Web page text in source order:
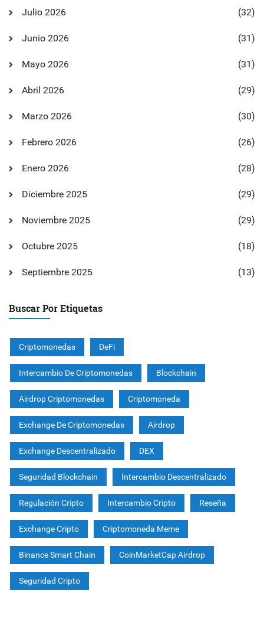
Julio 2026 (32)
Junio 2026 (31)
Mayo 2026 (31)
Abril 2026 (29)
Marzo 2026 (30)
Febrero 2026 (26)
Enero 2026 (28)
Diciembre 2025 (29)
Noviembre 2025 (29)
Octubre 2025 (18)
Septiembre 2025 (13)
Buscar Por Etiquetas
Criptomonedas DeFi
Intercambio De Criptomonedas Blockchain
Airdrop Criptomonedas Criptomoneda
Exchange De Criptomonedas Airdrop
Exchange Descentralizado DEX
Seguridad Blockchain Intercambio Descentralizado
Regulación Cripto Intercambio Cripto Reseña
Exchange Cripto Criptomoneda Meme
Binance Smart Chain CoinMarketCap Airdrop
Seguridad Cripto